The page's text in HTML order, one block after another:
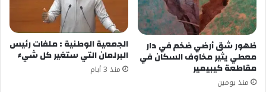
ظهور شق أرضي ضخم في دار
معطي يثير مخاوف السكان في
مقاطعة كيبيمير
منذ يومين
الجمعية الوطنية : ملفات رئيس
البرلمان التي ستغير كل شيء
منذ 3 أيام